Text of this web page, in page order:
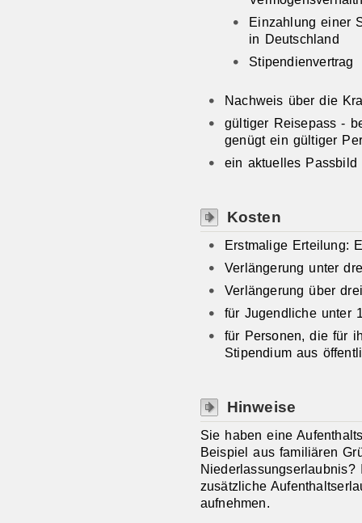
Einzahlung einer
in Deutschland
Stipendienvertrag
Nachweis über die
gültiger Reisepass -
genügt ein gültiger
ein aktuelles Passbild
Kosten
Erstmalige Erteilung:
Verlängerung unter
Verlängerung über
für Jugendliche unter
für Personen, die für
Stipendium aus
Hinweise
Sie haben eine
Beispiel aus familiären
zusätzliche
aufnehmen.